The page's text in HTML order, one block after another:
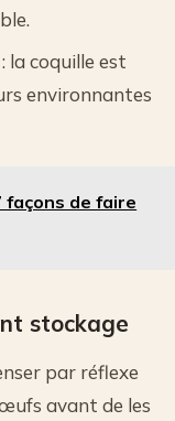
: la coquille est
environnantes
façons de faire
stockage
par réflexe
avant de les